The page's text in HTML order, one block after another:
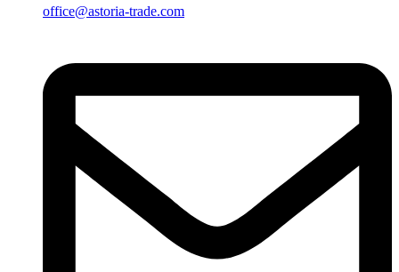
office@astoria-trade.com